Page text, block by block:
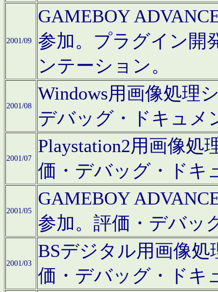
2001/09
GAMEBOY
参加。プラグイン開
ンテーション。
2001/08
Windows用画像処理
デバッグ・ドキュメ
2001/07
Playstation2用画像
価・デバッグ・ドキ
2001/05
GAMEBOY
参加。評価・デバッ
2001/03
BSデジタル用画像
価・デバッグ・ドキ